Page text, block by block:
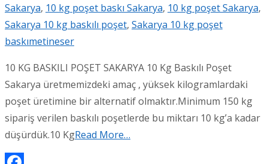
Sakarya, 10 kg poşet baskı Sakarya, 10 kg poşet Sakarya,
Sakarya 10 kg baskılı poşet, Sakarya 10 kg poşet
baskımetineser
10 KG BASKILI POŞET SAKARYA 10 Kg Baskılı Poşet
Sakarya üretmemizdeki amaç , yüksek kilogramlardaki
poşet üretimine bir alternatif olmaktır.Minimum 150 kg
sipariş verilen baskılı poşetlerde bu miktarı 10 kg’a kadar
düşürdük.10 KgRead More…